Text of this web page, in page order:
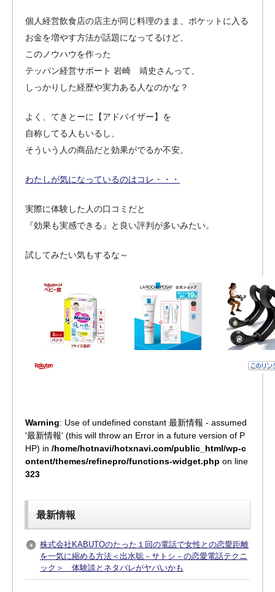
個人経営飲食店の店主が同じ料理のまま、ポケットに入る
お金を増やす方法が話題になってるけど、
このノウハウを作った
テッパン経営サポート 岩崎 靖史さんって、
しっかりした経歴や実力ある人なのかな？
よく、てきとーに【アドバイザー】を
自称してる人もいるし、
そういう人の商品だと効果がでるか不安。
わたしが気になっているのはコレ・・・
実際に体験した人の口コミだと
『効果も実感できる』と良い評判が多いみたい。
試してみたい気もするな～
Warning: Use of undefined constant 最新情報 - assumed
'最新情報' (this will throw an Error in a future version of P
HP) in /home/hotnavi/hotxnavi.com/public_html/wp-c
ontent/themes/refinepro/functions-widget.php on line
323
最新情報
株式会社KABUTOのたった１回の電話で女性との恋愛距離
を一気に縮める方法＜出水聡－サトシ－の恋愛電話テクニ
ック＞ 体験談とネタバレがヤバいかも